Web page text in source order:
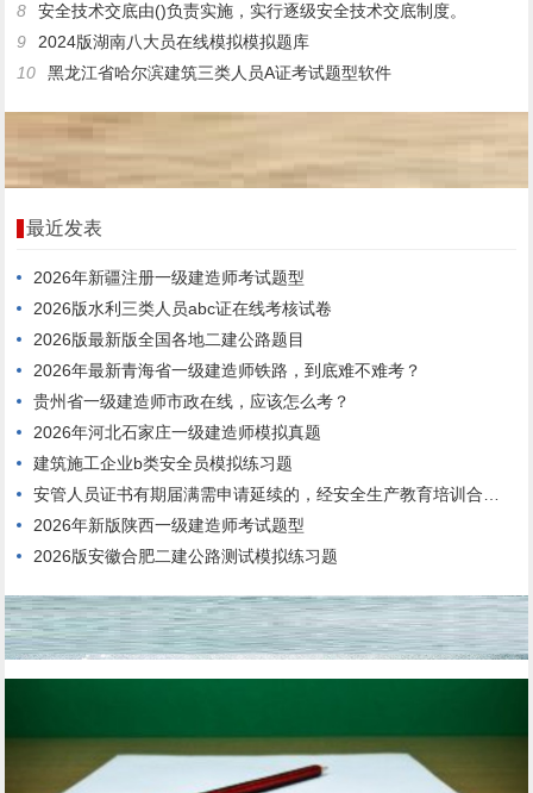
8
安全技术交底由()负责实施，实行逐级安全技术交底制度。
9
2024版湖南八大员在线模拟模拟题库
10
黑龙江省哈尔滨建筑三类人员A证考试题型软件
最近发表
2026年新疆注册一级建造师考试题型
2026版水利三类人员abc证在线考核试卷
2026版最新版全国各地二建公路题目
2026年最新青海省一级建造师铁路，到底难不难考？
贵州省一级建造师市政在线，应该怎么考？
2026年河北石家庄一级建造师模拟真题
建筑施工企业b类安全员模拟练习题
安管人员证书有期届满需申请延续的，经安全生产教育培训合格，连续3年内每年度不少于()个学时。
2026年新版陕西一级建造师考试题型
2026版安徽合肥二建公路测试模拟练习题